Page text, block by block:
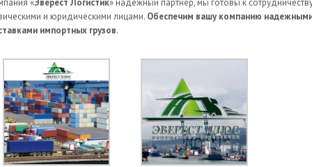
и юридическими лицами. Обеспечим вашу компанию
импортных грузов.